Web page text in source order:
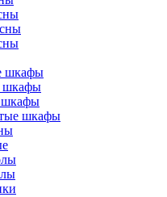
шкафы
шкафы
шкафы
шкафы